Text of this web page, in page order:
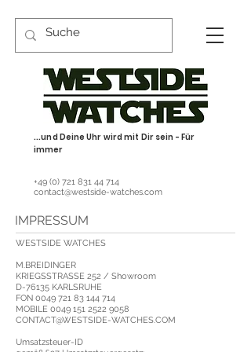
...und Deine Uhr wird mit Dir sein - Für
immer
+49 (0) 721 831 44 714
contact@westside-watches.com
IMPRESSUM
WESTSIDE WATCHES
M.BREIDINGER
​KRIEGSSTRASSE 252 / Showroom
D-76135 KARLSRUHE
FON 0049 721 83 144 714
MOBILE 0049 151 2522 9058
CONTACT@WESTSIDE-WATCHES.COM
Umsatzsteuer-ID